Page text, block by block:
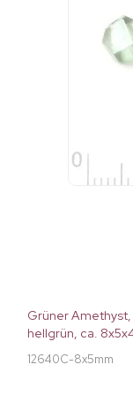
Grüner
hellgrün, ca.
12640C-8x5mm